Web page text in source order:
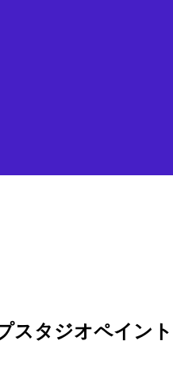
スタジオペイン